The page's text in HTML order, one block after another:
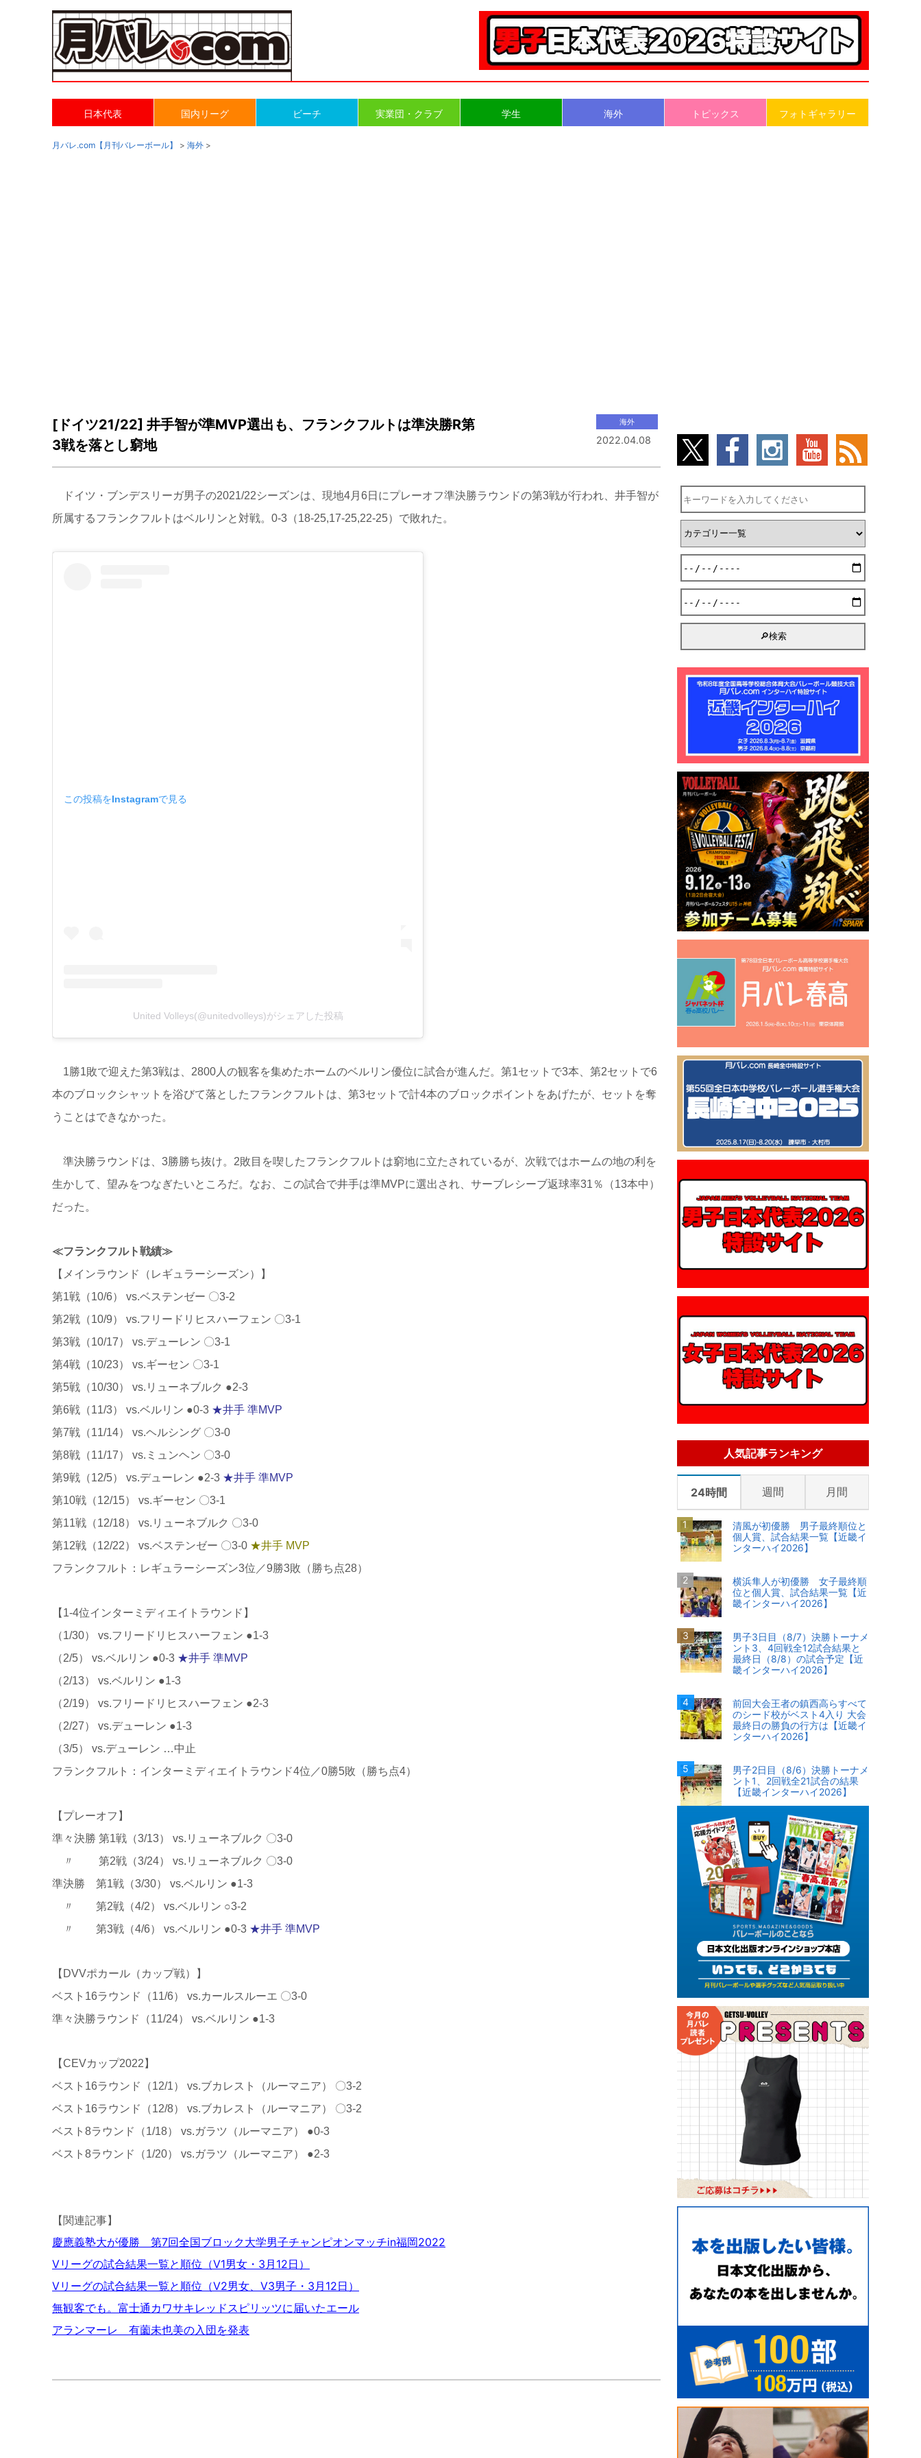
日本代表 国内リーグ ビーチ 実業団・クラブ 学生 海外 トピックス フォトギャラリー
月バレ.com【月刊バレーボール】 > 海外 >
[ドイツ21/22] 井手智が準MVP選出も、フランクフルトは準決勝R第
3戦を落とし窮地
海外
2022.04.08
ドイツ・ブンデスリーガ男子の2021/22シーズンは、現地4月6日にプレーオフ準決勝ラウンドの第3戦が行われ、井手智が
所属するフランクフルトはベルリンと対戦。0-3（18-25,17-25,22-25）で敗れた。
この投稿をInstagramで見る
United Volleys(@unitedvolleys)がシェアした投稿
1勝1敗で迎えた第3戦は、2800人の観客を集めたホームのベルリン優位に試合が進んだ。第1セットで3本、第2セットで6
本のブロックシャットを浴びて落としたフランクフルトは、第3セットで計4本のブロックポイントをあげたが、セットを奪
うことはできなかった。
準決勝ラウンドは、3勝勝ち抜け。2敗目を喫したフランクフルトは窮地に立たされているが、次戦ではホームの地の利を
生かして、望みをつなぎたいところだ。なお、この試合で井手は準MVPに選出され、サーブレシーブ返球率31％（13本中）
だった。
≪フランクフルト戦績≫
【メインラウンド（レギュラーシーズン）】
第1戦（10/6） vs.ベステンゼー 〇3-2
第2戦（10/9） vs.フリードリヒスハーフェン 〇3-1
第3戦（10/17） vs.デューレン 〇3-1
第4戦（10/23） vs.ギーセン 〇3-1
第5戦（10/30） vs.リューネブルク ●2-3
第6戦（11/3） vs.ベルリン ●0-3 ★井手 準MVP
第7戦（11/14） vs.ヘルシング 〇3-0
第8戦（11/17） vs.ミュンヘン 〇3-0
第9戦（12/5） vs.デューレン ●2-3 ★井手 準MVP
第10戦（12/15） vs.ギーセン 〇3-1
第11戦（12/18） vs.リューネブルク 〇3-0
第12戦（12/22） vs.ベステンゼー 〇3-0 ★井手 MVP
フランクフルト：レギュラーシーズン3位／9勝3敗（勝ち点28）
【1-4位インターミディエイトラウンド】
（1/30） vs.フリードリヒスハーフェン ●1-3
（2/5） vs.ベルリン ●0-3 ★井手 準MVP
（2/13） vs.ベルリン ●1-3
（2/19） vs.フリードリヒスハーフェン ●2-3
（2/27） vs.デューレン ●1-3
（3/5） vs.デューレン …中止
フランクフルト：インターミディエイトラウンド4位／0勝5敗（勝ち点4）
【プレーオフ】
準々決勝 第1戦（3/13） vs.リューネブルク 〇3-0
〃 第2戦（3/24） vs.リューネブルク 〇3-0
準決勝 第1戦（3/30） vs.ベルリン ●1-3
〃 第2戦（4/2） vs.ベルリン ○3-2
〃 第3戦（4/6） vs.ベルリン ●0-3 ★井手 準MVP
【DVVポカール（カップ戦）】
ベスト16ラウンド（11/6） vs.カールスルーエ 〇3-0
準々決勝ラウンド（11/24） vs.ベルリン ●1-3
【CEVカップ2022】
ベスト16ラウンド（12/1） vs.ブカレスト（ルーマニア） 〇3-2
ベスト16ラウンド（12/8） vs.ブカレスト（ルーマニア） 〇3-2
ベスト8ラウンド（1/18） vs.ガラツ（ルーマニア） ●0-3
ベスト8ラウンド（1/20） vs.ガラツ（ルーマニア） ●2-3
【関連記事】
慶應義塾大が優勝 第7回全国ブロック大学男子チャンピオンマッチin福岡2022
Vリーグの試合結果一覧と順位（V1男女・3月12日）
Vリーグの試合結果一覧と順位（V2男女、V3男子・3月12日）
無観客でも。富士通カワサキレッドスピリッツに届いたエール
アランマーレ 有薗未也美の入団を発表
人気記事ランキング
24時間 週間 月間
清風が初優勝 男子最終順位と
個人賞、試合結果一覧【近畿イ
ンターハイ2026】
横浜隼人が初優勝 女子最終順
位と個人賞、試合結果一覧【近
畿インターハイ2026】
男子3日目（8/7）決勝トーナメ
ント3、4回戦全12試合結果と
最終日（8/8）の試合予定【近
畿インターハイ2026】
前回大会王者の鎮西高らすべて
のシード校がベスト4入り 大会
最終日の勝負の行方は【近畿イ
ンターハイ2026】
男子2日目（8/6）決勝トーナメ
ント1、2回戦全21試合の結果
【近畿インターハイ2026】